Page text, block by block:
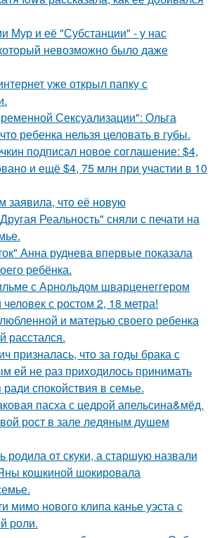
Мур и её "Субстанции" - у нас
который невозможно было даже
уже открыл папку с
Сексуализации": Ольга
ребенка нельзя целовать в губы.
подписал новое соглашение: $4,
и ещё $4, 75 млн при участии в 10
заявила, что её новую
Реальность" сняли с печати на
Анна руднева впервые показала
ребёнка.
с Арнольдом шварценеггером
с ростом 2, 18 метра!
и матерью своего ребенка
расстался.
призналась, что за годы брака с
ей не раз приходилось принимать
спокойствия в семье.
пасха с цедрой апельсина&мёд.
рост в зале ледяным душем
от скуки, а старшую назвали
кошкиной шокировала
мимо нового клипа канье уэста с
роли.